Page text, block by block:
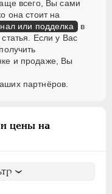
всего, Вы сами
она стоит на
или подделка в
Если у Вас
и продаже, Вы
партнёров.
цены на